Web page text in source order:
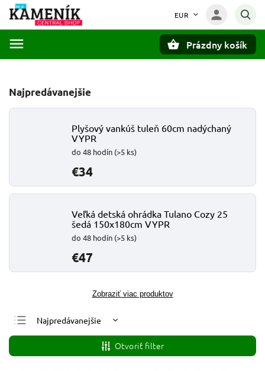
EUR
Prázdny košík
Najpredávanejšie
Plyšový vankúš tuleň 60cm nadýchaný
VYPR
do 48 hodín (>5 ks)
€34
Veľká detská ohrádka Tulano Cozy 25
šedá 150x180cm VYPR
do 48 hodín (>5 ks)
€47
Zobraziť viac produktov
Najpredávanejšie
Najlacnejšie
Najdrahšie
Otvoriť filter